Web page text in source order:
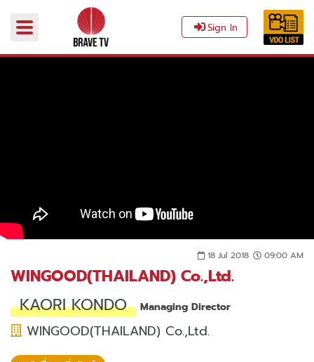
Sign In
18 Jul 2018 09:00 AM
WINGOOD(THAILAND) Co.,Ltd.
KAORI KONDO
Managing Director
WINGOOD(THAILAND) Co.,Ltd.